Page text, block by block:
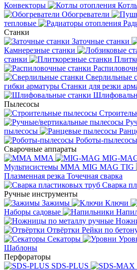
Конвекторы
Обогреватели
тепловые
Станки
Заточные станки
Камнерезные станки
станки
Сверлильные
гибки арматуры Станки для резки
Пылесосы
пылесосы
Роботы-пылесосы
Сварочные аппараты
MMA
MIG-
Мультисистемы ММА MIG MAG TIG
Плазменная резка Точечная сварка
Cварка
Ручные инструменты
Зажимы
Ключи
Наборы садовые
Отвёртки Рейки по
Секаторы
Шаблоны
Перфораторы
SDS-PLUS